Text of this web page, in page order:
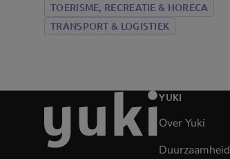
TOERISME, RECREATIE & HORECA
TRANSPORT & LOGISTIEK
de
homepage
YUKI
Over Yuki
Duurzaamheid